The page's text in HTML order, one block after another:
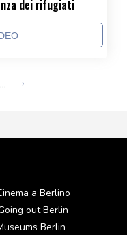
dei rifugiati
... ›
a Berlino
out Berlin
Berlin